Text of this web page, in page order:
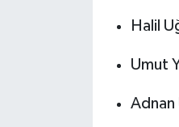
Halil
Umut
Adnan